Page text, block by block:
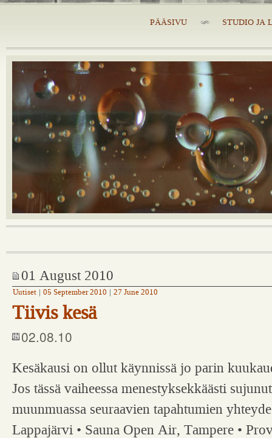
PÄÄSIVU STUDIO JA
01 August 2010
Uutiset 05 September 2010 27 June 2010
Tiivis kesä
02.08.10
Kesäkausi on ollut käynnissä jo parin
Jos tässä vaiheessa menestyksekkäästi
muunmuassa seuraavien tapahtumien
Lappajärvi • Sauna Open Air, Tampere •